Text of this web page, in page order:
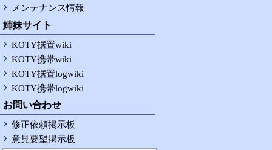
メンテナンス情報
姉妹サイト
KOTY据置wiki
KOTY携帯wiki
KOTY据置logwiki
KOTY携帯logwiki
お問い合わせ
修正依頼掲示板
意見要望掲示板